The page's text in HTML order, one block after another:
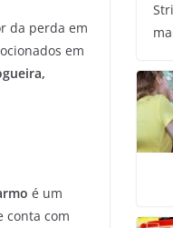
da perda em
em
é um
conta com